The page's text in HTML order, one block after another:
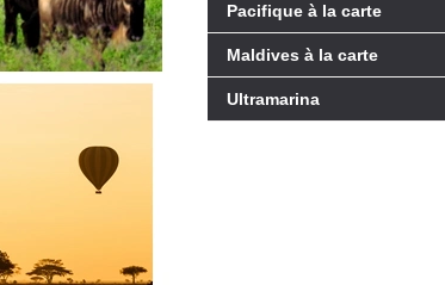
Pacifique à la carte
Maldives à la carte
Ultramarina